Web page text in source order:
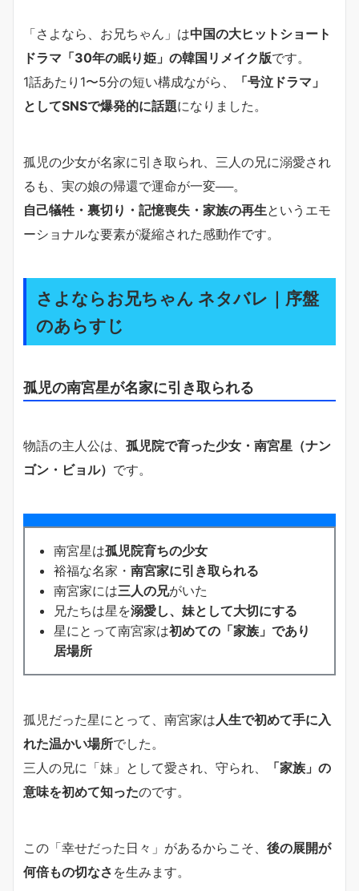
「さよなら、お兄ちゃん」は中国の大ヒットショート
ドラマ「30年の眠り姫」の韓国リメイク版です。
1話あたり1〜5分の短い構成ながら、
「号泣ドラマ」
としてSNSで爆発的に話題になりました。
孤児の少女が名家に引き取られ、三人の兄に溺愛され
るも、実の娘の帰還で運命が一変──。
自己犠牲・裏切り・記憶喪失・家族の再生というエモ
ーショナルな要素が凝縮された感動作です。
さよならお兄ちゃん ネタバレ｜序盤
のあらすじ
孤児の南宮星が名家に引き取られる
物語の主人公は、 孤児院で育った少女・南宮星（ナン
ゴン・ビョル） です。
南宮星は孤児院育ちの少女
裕福な名家・ 南宮家に引き取られる
南宮家には三人の兄がいた
兄たちは星を溺愛し、妹として大切にする
星にとって南宮家は初めての「家族」であり
居場所
孤児だった星にとって、南宮家は 人生で初めて手に入
れた温かい場所でした。
三人の兄に「妹」として愛され、守られ、
「家族」の
意味を初めて知ったのです。
この「幸せだった日々」があるからこそ、 後の展開が
何倍もの切なさ を生みます。